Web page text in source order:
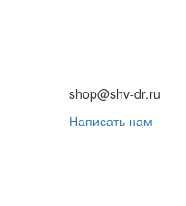
shop@shv-dr.ru
Написать нам